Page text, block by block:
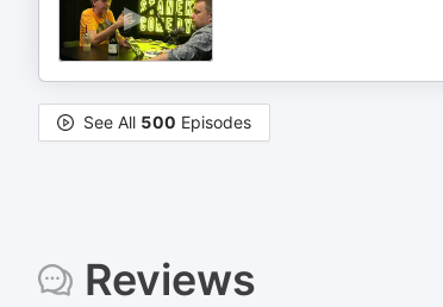
See All 500 Episodes
Reviews